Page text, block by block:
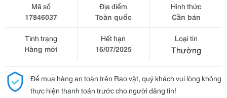
Mã số
17846037
Địa điểm
Toàn quốc
Hình thức
Cần bán
Tình trạng
Hàng mới
Hết hạn
16/07/2025
Loại tin
Thường
Để mua hàng an toàn trên Rao vặt, quý khách vui lòng không
thực hiện thanh toán trước cho người đăng tin!